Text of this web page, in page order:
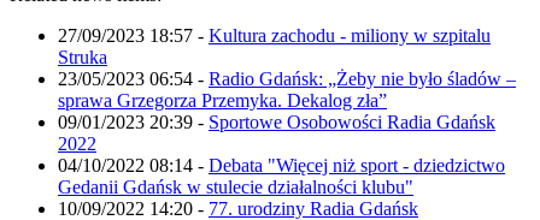
27/09/2023 18:57 - Kultura zachodu - miliony w szpitalu
Struka
23/05/2023 06:54 - Radio Gdańsk: „Żeby nie było śladów –
sprawa Grzegorza Przemyka. Dekalog zła”
09/01/2023 20:39 - Sportowe Osobowości Radia Gdańsk
2022
04/10/2022 08:14 - Debata "Więcej niż sport - dziedzictwo
Gedanii Gdańsk w stulecie działalności klubu"
10/09/2022 14:20 - 77. urodziny Radia Gdańsk